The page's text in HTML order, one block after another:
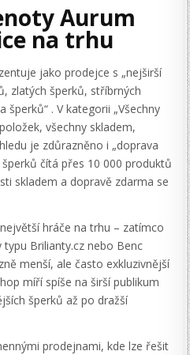
Aurum
na trhu
jako prodejce s „nejširší
zlatých šperků, stříbrných
šperků“ . V kategorii „Všechny
všechny skladem,
je zdůrazněno i „doprava
čítá přes 10 000 produktů
skladem a dopravě zdarma se
hráče na trhu – zatímco
Brilianty.cz nebo Benc
menší, ale často exkluzivnější
míří spíše na širší publikum
šperků až po dražší
prodejnami, kde lze řešit